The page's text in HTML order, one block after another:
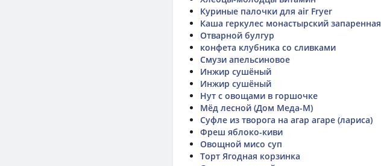
Куриные палочки для air Fryer
Каша геркулес монастырский запаренная
Отварной булгур
конфета клубника со сливками
Смузи апельсиновое
Инжир сушёный
Инжир сушёный
Нут с овощами в горшочке
Мёд лесной (Дом Меда-М)
Суфле из творога на агар агаре (лариса)
Фреш яблоко-киви
Овощной мисо суп
Торт Ягодная корзинка